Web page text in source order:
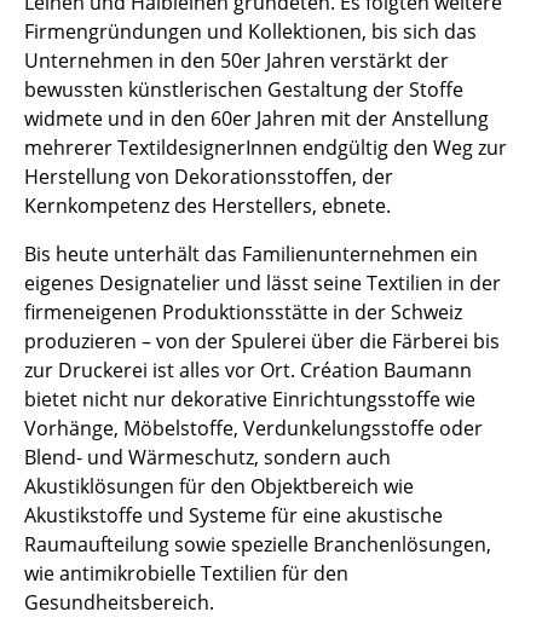
Bürosessel
Einzelteile
... alle Sitzmöbel
Tische
Esstische
Beistelltische
Couchtische
Schreibtische
Sekretäre & PC-Tische
Konferenztische
Stehtische & Stehpulte
Kindertische
Firmengründungen und Kollektionen, bis sich das
Unternehmen in den 50er Jahren verstärkt der
bewussten künstlerischen Gestaltung der Stoffe
widmete und in den 60er Jahren mit der Anstellung
mehrerer TextildesignerInnen endgültig den Weg zur
Herstellung von Dekorationsstoffen, der
Kernkompetenz des Herstellers, ebnete.
Bis heute unterhält das Familienunternehmen ein
eigenes Designatelier und lässt seine Textilien in der
firmeneigenen Produktionsstätte in der Schweiz
produzieren – von der Spulerei über die Färberei bis
zur Druckerei ist alles vor Ort. Création Baumann
bietet nicht nur dekorative Einrichtungsstoffe wie
Vorhänge, Möbelstoffe, Verdunkelungsstoffe oder
Blend- und Wärmeschutz, sondern auch
Akustiklösungen für den Objektbereich wie
Akustikstoffe und Systeme für eine akustische
Raumaufteilung sowie spezielle Branchenlösungen,
wie antimikrobielle Textilien für den
Gesundheitsbereich.